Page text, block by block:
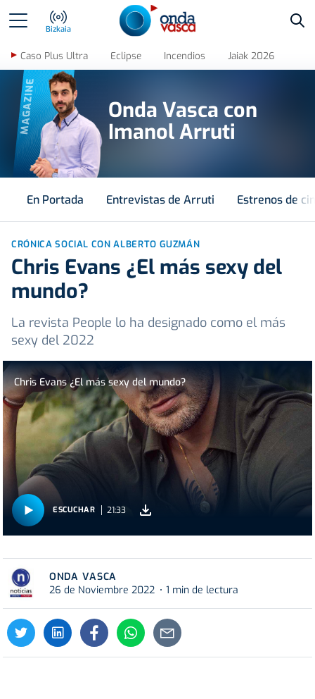
Bizkaia
Caso Plus Ultra Eclipse Incendios Jaiak 2026
MAGAZINE
Onda Vasca con
Imanol Arruti
En Portada Entrevistas de Arruti Estrenos de
CRÓNICA SOCIAL CON ALBERTO GUZMÁN
Chris Evans ¿El más sexy del
mundo?
La revista People lo ha designado como el más
sexy del 2022
Chris Evans ¿El más sexy del mundo?
ESCUCHAR 21:33
ONDA VASCA
26 de Noviembre 2022
1 min de lectura